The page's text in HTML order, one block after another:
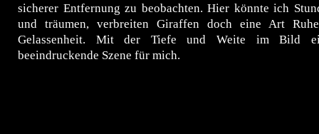
sicherer Entfernung zu beobachten. Hier könnte ich
und träumen, verbreiten Giraffen doch eine Art
Gelassenheit. Mit der Tiefe und Weite im Bild
beeindruckende Szene für mich.